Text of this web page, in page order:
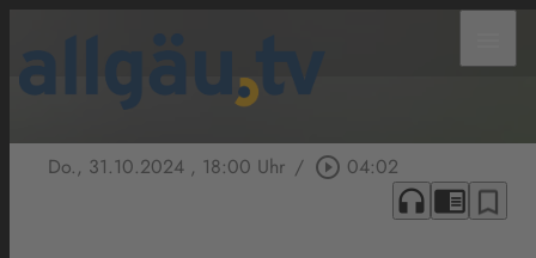
Do., 31.10.2024 , 18:00 Uhr / play_circle_outline 04:02
headphones chrome_reader_mode bookmark_border